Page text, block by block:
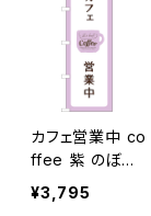
カフェ営業中 co
ffee 紫 のぼり
旗
¥3,795